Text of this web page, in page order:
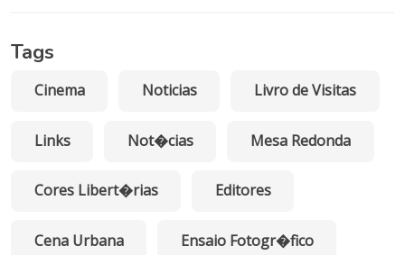
Tags
Cinema Noticias Livro de Visitas
Links Not�cias Mesa Redonda
Cores Libert�rias Editores
Cena Urbana Ensaio Fotogr�fico